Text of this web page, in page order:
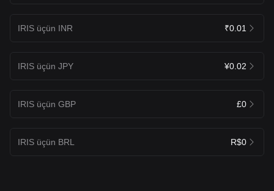
IRIS üçün INR ₹0.01
IRIS üçün JPY ¥0.02
IRIS üçün GBP £0
IRIS üçün BRL R$0